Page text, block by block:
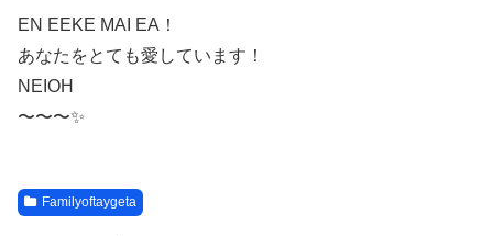
EN EEKE MAI EA！
あなたをとても愛しています！
NEIOH
〜〜〜✨
Familyoftaygeta